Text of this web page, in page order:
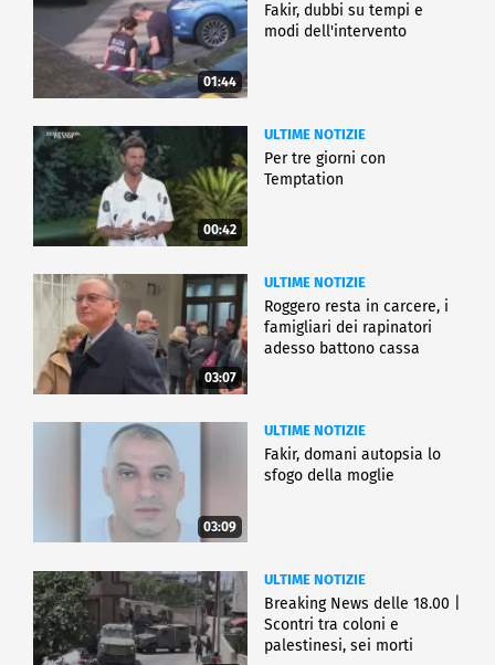
01:44
Fakir, dubbi su tempi e
modi dell'intervento
00:42
ULTIME NOTIZIE
Per tre giorni con
Temptation
03:07
ULTIME NOTIZIE
Roggero resta in carcere, i
famigliari dei rapinatori
adesso battono cassa
03:09
ULTIME NOTIZIE
Fakir, domani autopsia lo
sfogo della moglie
ULTIME NOTIZIE
Breaking News delle 18.00 |
Scontri tra coloni e
palestinesi, sei morti